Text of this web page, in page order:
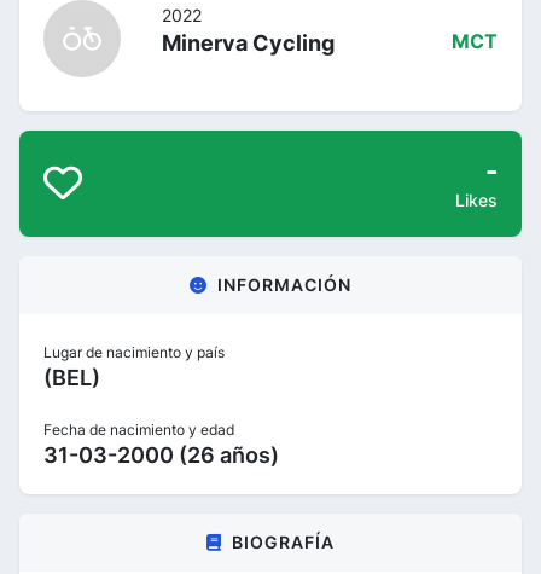
2022
Minerva Cycling MCT
-
Likes
INFORMACIÓN
Lugar de nacimiento y país
(BEL)
Fecha de nacimiento y edad
31-03-2000 (26 años)
BIOGRAFÍA